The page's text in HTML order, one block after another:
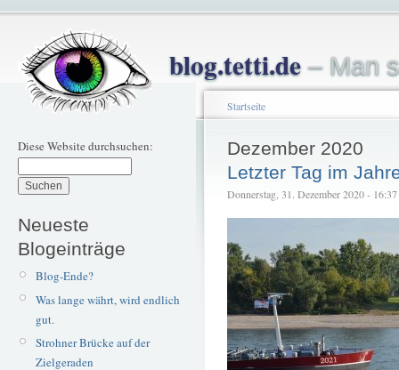
blog.tetti.de– Man
Diese Website durchsuchen:
Neueste
Blogeinträge
Blog-Ende?
Was lange währt, wird endlich
gut.
Strohner Brücke auf der
Zielgeraden
Startseite
Dezember 2020
Letzter Tag im
Donnerstag, 31. Dezember 2020 -